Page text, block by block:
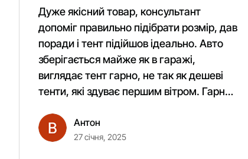
Дуже якісний товар, консультант
допоміг правильно підібрати розмір, дав
поради і тент підійшов ідеально. Авто
зберігається майже як в гаражі,
виглядає тент гарно, не так як дешеві
тенти, які здуває першим вітром. Гарно
Антон
27 січня, 2025